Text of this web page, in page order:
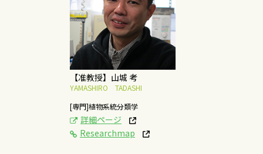
植物の分類と系統に関
する研究および希少植
物の保全に関する研究
概要はこちら
【准教授】山城 考
YAMASHIRO TADASHI
[専門]植物系統分類学
詳細ページ
Researchmap